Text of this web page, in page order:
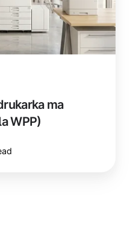
ma
WPP)